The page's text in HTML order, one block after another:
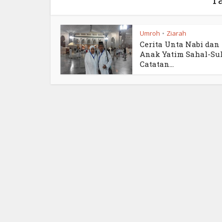
Umroh • Ziarah
Cerita Unta Nabi dan
Anak Yatim Sahal-
Catatan...